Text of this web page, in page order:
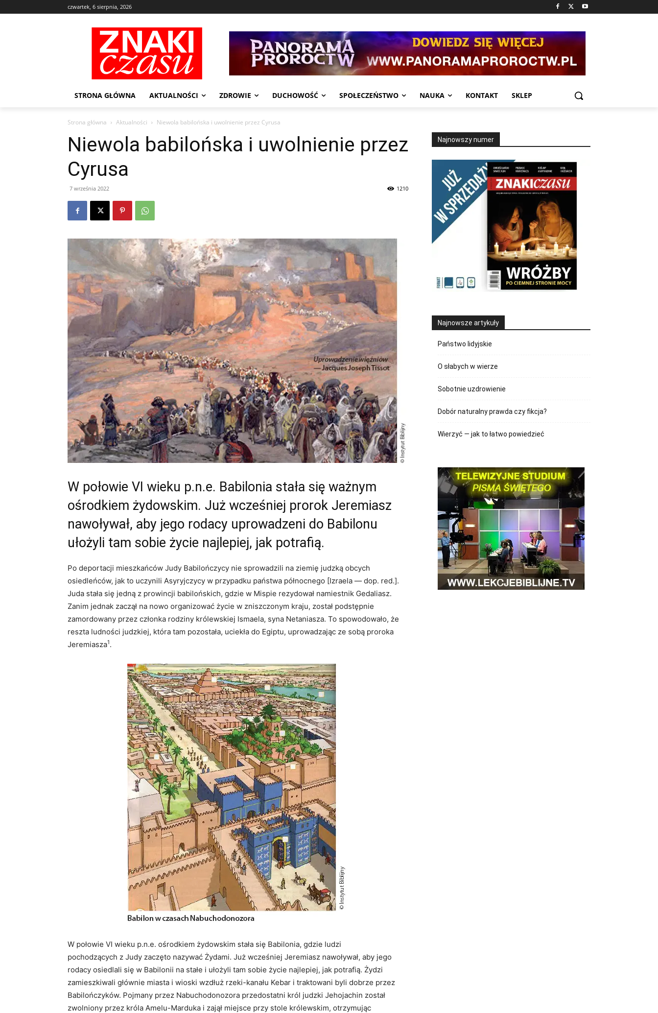
czwartek, 6 sierpnia, 2026
STRONA GŁÓWNA AKTUALNOŚCI ZDROWIE DUCHOWOŚĆ SPOŁECZEŃSTWO NAUKA KONTAKT SKLEP
Strona główna Aktualności Niewola babilońska i uwolnienie przez Cyrusa
Niewola babilońska i uwolnienie przez
Cyrusa
7 września 2022 1210
W połowie VI wieku p.n.e. Babilonia stała się ważnym
ośrodkiem żydowskim. Już wcześniej prorok Jeremiasz
nawoływał, aby jego rodacy uprowadzeni do Babilonu
ułożyli tam sobie życie najlepiej, jak potrafią.
Po deportacji mieszkańców Judy Babilończycy nie sprowadzili na ziemię judzką obcych
osiedleńców, jak to uczynili Asyryjczycy w przypadku państwa północnego [Izraela — dop. red.].
Juda stała się jedną z prowincji babilońskich, gdzie w Mispie rezydował namiestnik Gedaliasz.
Zanim jednak zaczął na nowo organizować życie w zniszczonym kraju, został podstępnie
zamordowany przez członka rodziny królewskiej Ismaela, syna Netaniasza. To spowodowało, że
reszta ludności judzkiej, która tam pozostała, uciekła do Egiptu, uprowadzając ze sobą proroka
Jeremiasza1.
W połowie VI wieku p.n.e. ośrodkiem żydowskim stała się Babilonia, gdzie ludzi
pochodzących z Judy zaczęto nazywać Żydami. Już wcześniej Jeremiasz nawoływał, aby jego
rodacy osiedlali się w Babilonii na stałe i ułożyli tam sobie życie najlepiej, jak potrafią. Żydzi
zamieszkiwali głównie miasta i wioski wzdłuż rzeki-kanału Kebar i traktowani byli dobrze przez
Babilończyków. Pojmany przez Nabuchodonozora przedostatni król judzki Jehojachin został
zwolniony przez króla Amelu-Marduka i zajął miejsce przy stole królewskim, otrzymując
Najnowszy numer
Najnowsze artykuły
Państwo lidyjskie
O słabych w wierze
Sobotnie uzdrowienie
Dobór naturalny prawda czy fikcja?
Wierzyć — jak to łatwo powiedzieć